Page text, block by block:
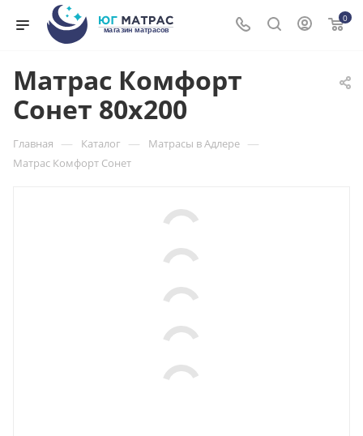
0
Матрас Комфорт
Сонет 80x200
Главная — Каталог — Матрасы в Адлере —
Матрас Комфорт Сонет